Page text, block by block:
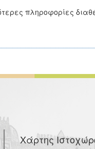
πληροφορίες
Χάρτης